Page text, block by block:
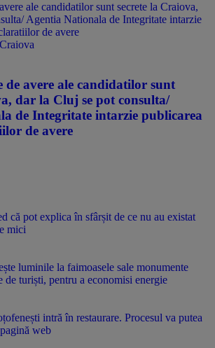
ale candidatilor sunt secrete la Craiova,
Agentia Nationala de Integritate intarzie
de avere
de avere ale candidatilor sunt
dar la Cluj se pot consulta/
de Integritate intarzie publicarea
de avere
că pot explica în sfârșit de ce nu au existat
mici
luminile la faimoasele sale monumente
de turiști, pentru a economisi energie
intră în restaurare. Procesul va putea
web